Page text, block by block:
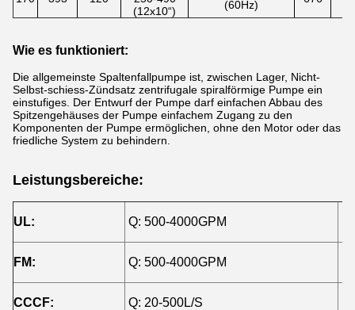
(12x10“)
(60Hz)
Wie es funktioniert:
Die allgemeinste Spaltenfallpumpe ist, zwischen Lager, Nicht-
Selbst-schiess-Zündsatz zentrifugale spiralförmige Pumpe ein
einstufiges. Der Entwurf der Pumpe darf einfachen Abbau des
Spitzengehäuses der Pumpe einfachem Zugang zu den
Komponenten der Pumpe ermöglichen, ohne den Motor oder das
friedliche System zu behindern.
Leistungsbereiche:
UL: Q: 500-4000GPM
FM: Q: 500-4000GPM
CCCF: Q: 20-500L/S